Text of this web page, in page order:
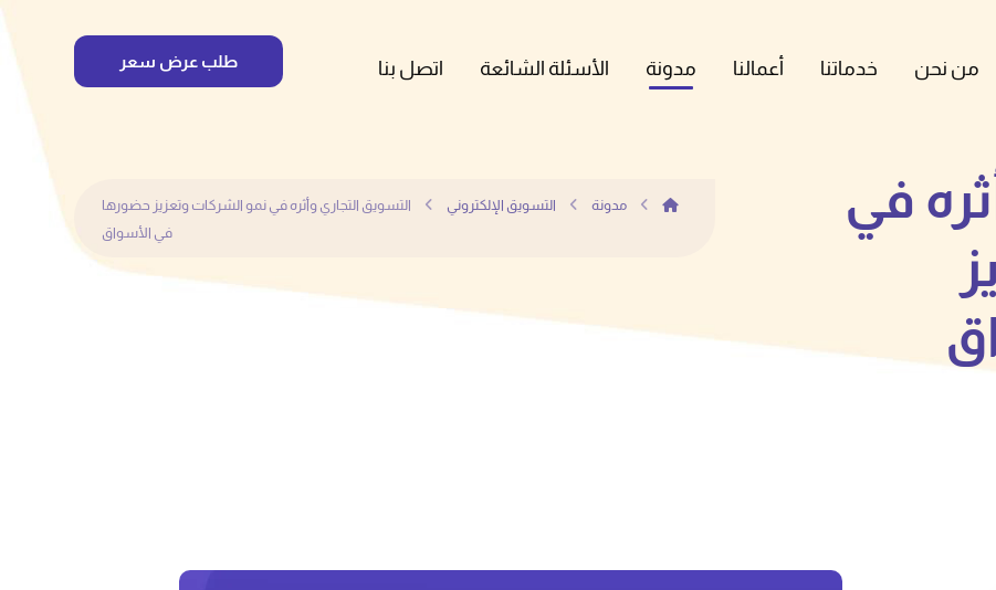
من نحن خدماتنا أعمالنا مدونة الأسئلة الشائعة اتصل بنا طلب عرض سعر
في
مدونة التسويق الإلكتروني
التسويق التجاري وأثره في نمو الشركات وتعزيز حضورها
في الأسواق